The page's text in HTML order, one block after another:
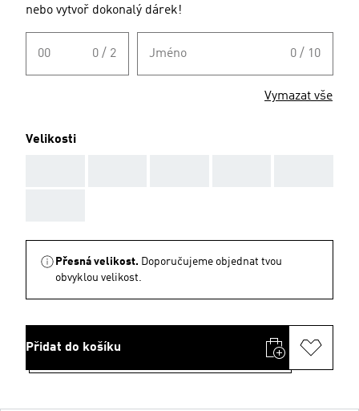
nebo vytvoř dokonalý dárek!
00 0 / 2 Jméno 0 / 10
Vymazat vše
Velikosti
Přesná velikost. Doporučujeme objednat tvou
obvyklou velikost.
Přidat do košíku